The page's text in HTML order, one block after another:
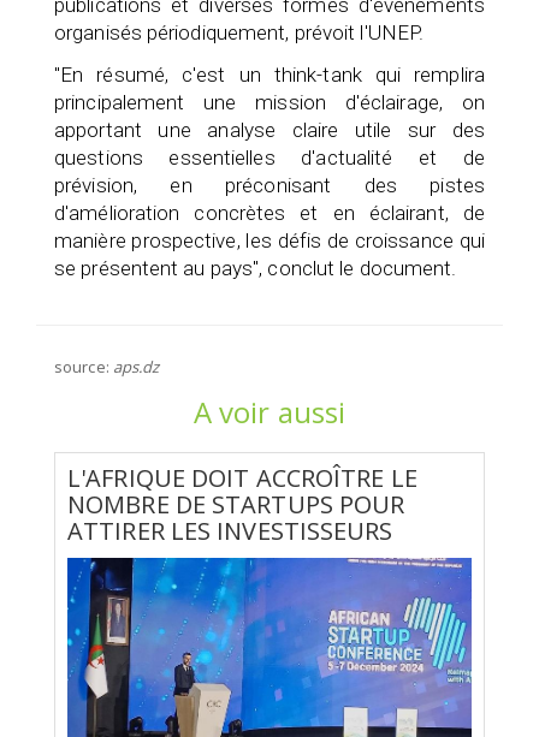
organisés périodiquement, prévoit l'UNEP.
"En résumé, c'est un think-tank qui remplira
principalement une mission d'éclairage, on
apportant une analyse claire utile sur des
questions essentielles d'actualité et de
prévision, en préconisant des pistes
d'amélioration concrètes et en éclairant, de
manière prospective, les défis de croissance qui
se présentent au pays", conclut le document.
source: aps.dz
A voir aussi
L'AFRIQUE DOIT ACCROÎTRE LE
NOMBRE DE STARTUPS POUR
ATTIRER LES INVESTISSEURS